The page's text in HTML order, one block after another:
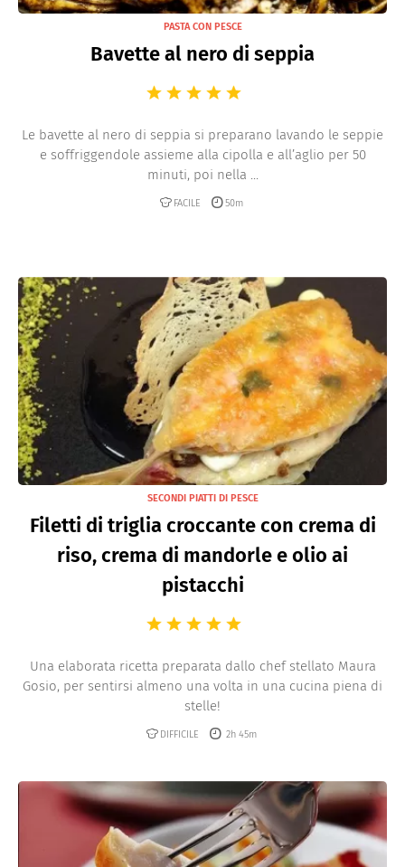
PASTA CON PESCE
Bavette al nero di seppia
Le bavette al nero di seppia si preparano lavando le seppie
e soffriggendole assieme alla cipolla e all’aglio per 50
minuti, poi nella ...
FACILE 50m
SECONDI PIATTI DI PESCE
Filetti di triglia croccante con crema di
riso, crema di mandorle e olio ai
pistacchi
Una elaborata ricetta preparata dallo chef stellato Maura
Gosio, per sentirsi almeno una volta in una cucina piena di
stelle!
DIFFICILE 2h 45m